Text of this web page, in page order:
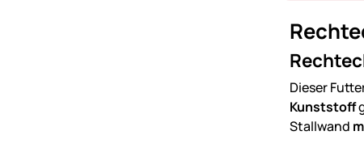
Dieser
Kunststoff
Stallwand